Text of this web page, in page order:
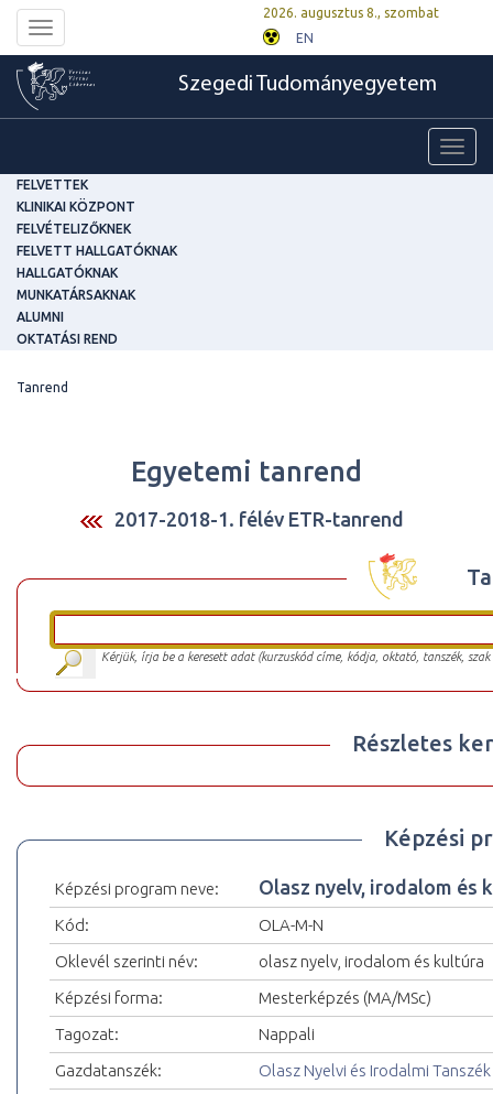
Toggle
navigation
2026. augusztus 8., szombat
EN
Szegedi Tudományegyetem
FELVETTEK
KLINIKAI KÖZPONT
FELVÉTELIZŐKNEK
FELVETT HALLGATÓKNAK
HALLGATÓKNAK
MUNKATÁRSAKNAK
ALUMNI
OKTATÁSI REND
Tanrend
Egyetemi tanrend
2017-2018-1. félév ETR-tanrend
Kérjük, írja be a keresett adat (kurzuskód címe, kódja, oktató, tanszék,
Részletes
Képzési
Képzési program neve: Olasz nyelv, irodalom és
Kód:
OLA-M-N
Oklevél szerinti név:
olasz nyelv, irodalom és kultúra
Képzési forma:
Mesterképzés (MA/MSc)
Tagozat:
Nappali
Gazdatanszék:
Olasz Nyelvi és Irodalmi Tanszék